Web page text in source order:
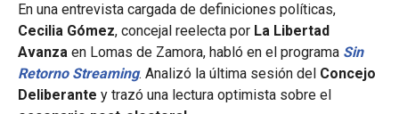
En una entrevista cargada de definiciones políticas,
Cecilia Gómez, concejal reelecta por La Libertad
Avanza en Lomas de Zamora, habló en el programa Sin
Retorno Streaming. Analizó la última sesión del Concejo
Deliberante y trazó una lectura optimista sobre el